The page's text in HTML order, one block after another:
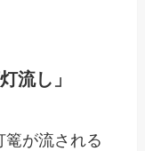
流し」
篭が流される